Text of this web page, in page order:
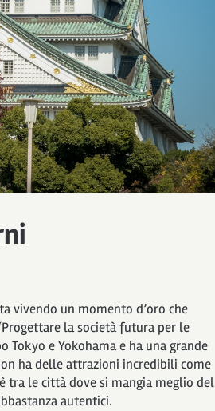
vivendo un momento d’oro che
la società futura per le
Tokyo e Yokohama e ha una grande
ha delle attrazioni incredibili come
tra le città dove si mangia meglio del
autentici.